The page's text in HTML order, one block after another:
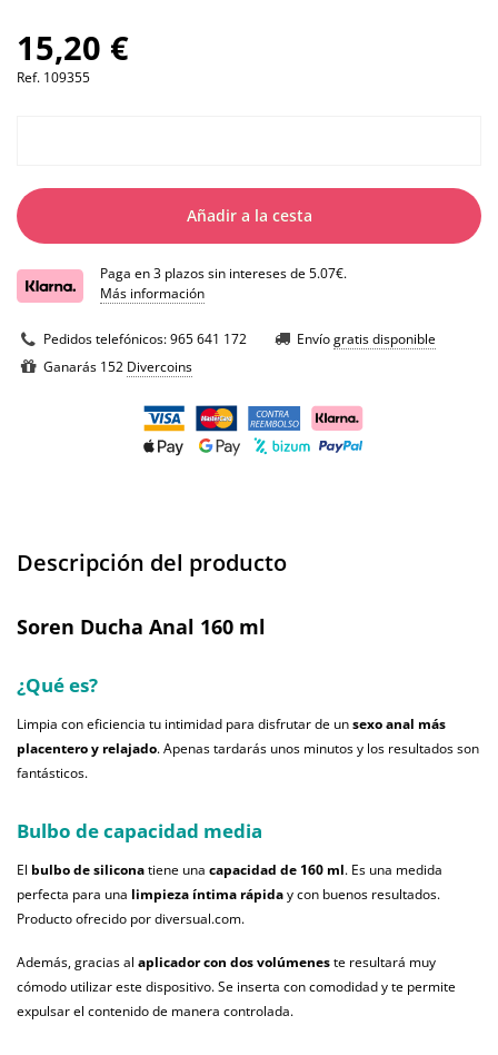
15,20 €
Ref. 109355
Añadir a la cesta
Paga en 3 plazos sin intereses de 5.07€.
Más información
Pedidos telefónicos:965 641 172 Envíogratis disponible
Ganarás 152 Divercoins
Descripción del producto
Soren Ducha Anal 160 ml
¿Qué es?
Limpia con eficiencia tu intimidad para disfrutar de unsexo anal más
placentero y relajado. Apenas tardarás unos minutos y los resultados son
fantásticos.
Bulbo de capacidad media
El bulbo de siliconatiene una capacidad de 160 ml. Es una medida
perfecta para una limpieza íntima rápiday con buenos resultados.
Producto ofrecido por diversual.com.
Además, gracias al aplicador con dos volúmeneste resultará muy
cómodo utilizar este dispositivo. Se inserta con comodidad y te permite
expulsar el contenido de manera controlada.